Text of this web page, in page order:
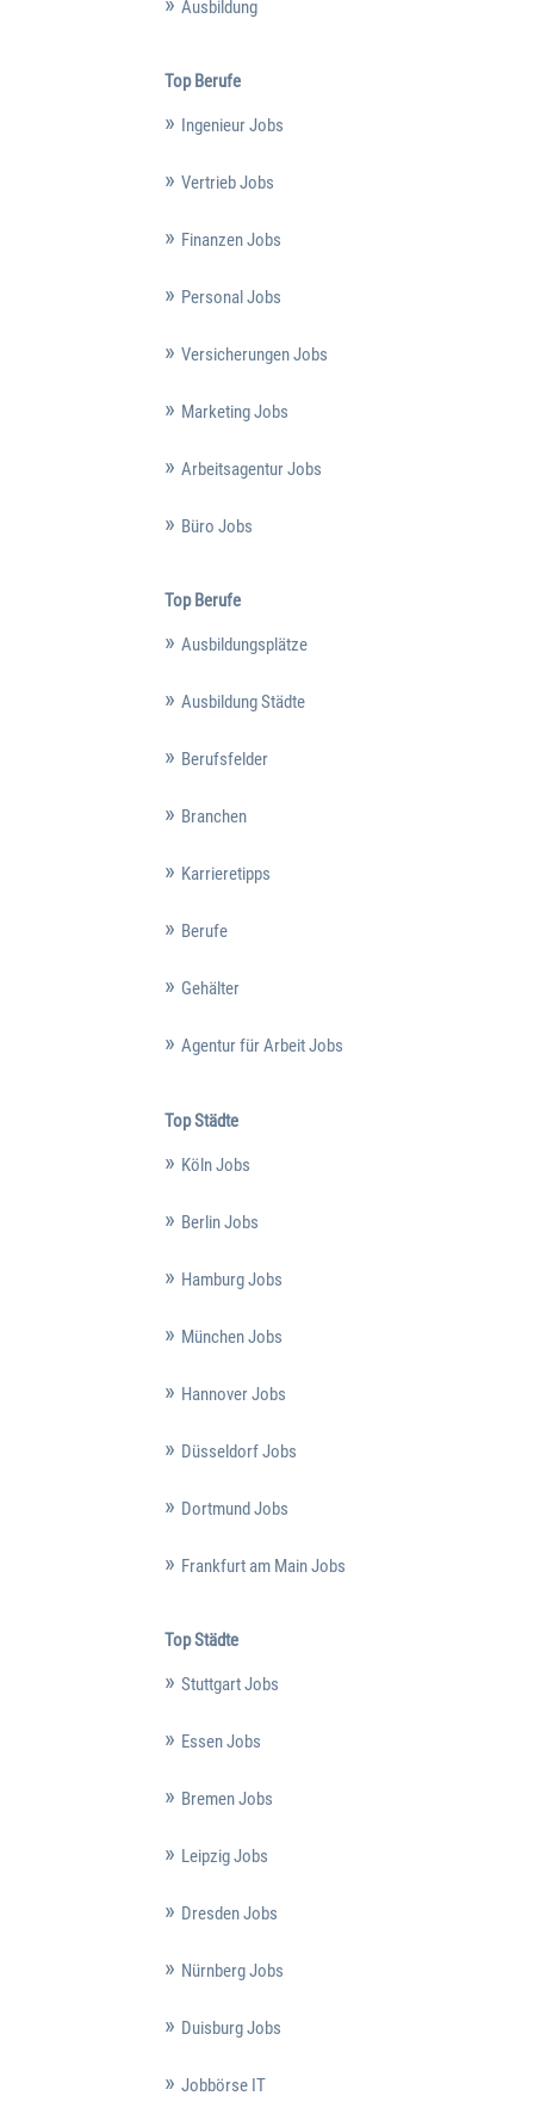
Ausbildung
Top Berufe
Ingenieur Jobs
Vertrieb Jobs
Finanzen Jobs
Personal Jobs
Versicherungen Jobs
Marketing Jobs
Arbeitsagentur Jobs
Büro Jobs
Top Berufe
Ausbildungsplätze
Ausbildung Städte
Berufsfelder
Branchen
Karrieretipps
Berufe
Gehälter
Agentur für Arbeit Jobs
Top Städte
Köln Jobs
Berlin Jobs
Hamburg Jobs
München Jobs
Hannover Jobs
Düsseldorf Jobs
Dortmund Jobs
Frankfurt am Main Jobs
Top Städte
Stuttgart Jobs
Essen Jobs
Bremen Jobs
Leipzig Jobs
Dresden Jobs
Nürnberg Jobs
Duisburg Jobs
Jobbörse IT